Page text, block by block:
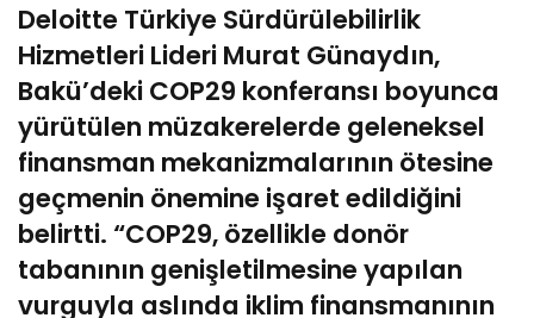
Deloitte Türkiye Sürdürülebilirlik
Hizmetleri Lideri Murat Günaydın,
Bakü’deki COP29 konferansı boyunca
yürütülen müzakerelerde geleneksel
finansman mekanizmalarının ötesine
geçmenin önemine işaret edildiğini
belirtti. “COP29, özellikle donör
tabanının genişletilmesine yapılan
vurguyla aslında iklim finansmanının